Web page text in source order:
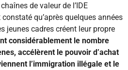
de valeur de l’IDE
qu’après quelques années
jeunes cadres créent leur propre
considérablement le nombre
accélèrent le pouvoir d’achat
l’immigration illégale et le